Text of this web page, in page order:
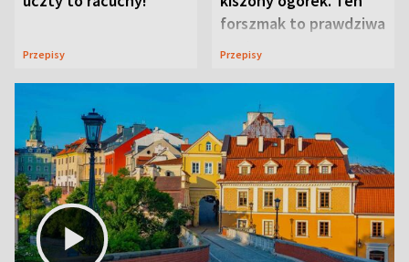
Przepisy
forszmak to prawdziwa
uczta
Przepisy